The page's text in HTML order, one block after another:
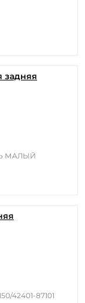
задняя
МАЛЫЙ
42401-87101